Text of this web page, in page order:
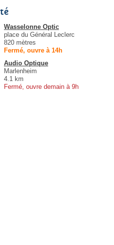
Wasselonne Optic
place du Général Leclerc
820 mètres
Fermé, ouvre à 14h
Audio Optique
Marlenheim
4.1 km
Fermé, ouvre demain à 9h